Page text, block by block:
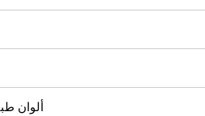
ألوان